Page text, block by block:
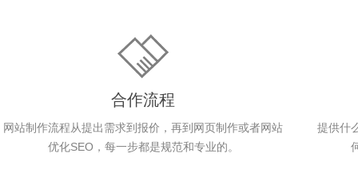
合作流程
网站制作流程从提出需求到报价，再到网页制作或者网站
优化SEO，每一步都是规范和专业的。
提供什